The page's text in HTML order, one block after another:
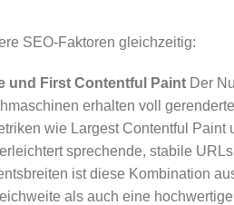
SEO-Faktoren gleichzeitig:
und First Contentful Paint Der
erhalten voll
wie Largest Contentful
sprechende, stabile
ist diese Kombination
als auch eine